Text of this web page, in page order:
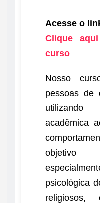
Acesse o
Clique
curso
Nosso
pessoas de
utilizando
acadêmica
objetivo
psicológica
religiosos,